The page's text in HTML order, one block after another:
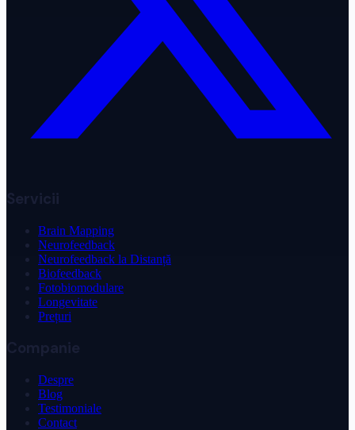
Servicii
Brain Mapping
Neurofeedback
Neurofeedback la Distanță
Biofeedback
Fotobiomodulare
Longevitate
Prețuri
Companie
Despre
Blog
Testimoniale
Contact